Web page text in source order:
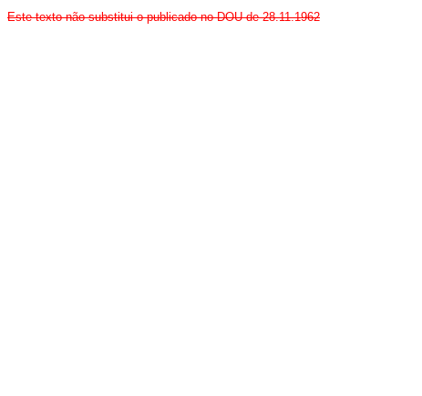
Este texto não substitui o publicado no DOU de 28.11.1962